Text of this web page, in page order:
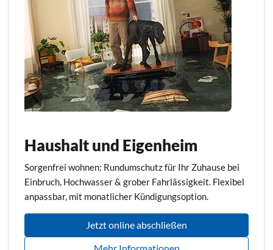
Haushalt und Eigenheim
Sorgenfrei wohnen: Rundumschutz für Ihr Zuhause bei
Einbruch, Hochwasser & grober Fahrlässigkeit. Flexibel
anpassbar, mit monatlicher Kündigungsoption.
Jetzt online abschließen